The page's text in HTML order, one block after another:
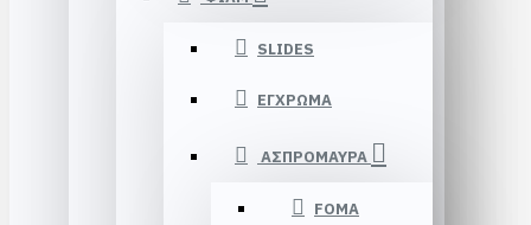
SLIDES
ΕΓΧΡΩΜΑ
ΑΣΠΡΟΜΑΥΡΑ
FOMA